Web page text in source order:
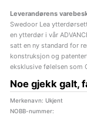
Leverandørens
Swedoor Lea
en ytterdør i vår
satt en ny standard for
konstruksjon og
eksklusive følelsen som
Noe gjekk galt,
Merkenavn: Ukjent
NOBB-nummer: